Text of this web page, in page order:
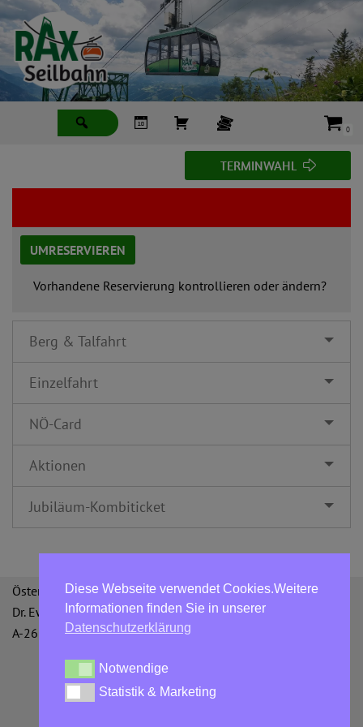
Zum
Inhalt
springen
0
I
W
TERMINWAHL
UMRESERVIEREN
Vorhandene Reservierung kontrollieren oder ändern?
Berg & Talfahrt
Einzelfahrt
NÖ-Card
Aktionen
Jubiläum-Kombiticket
Österreichische Bergbahnen GmbH
Dr. Ewald Bing-Straße 3
A-2651 Reichenau an der Rax
Datenschutzerklärung AGBs
Diese Webseite verwendet Cookies.Weitere
Informationen finden Sie in unserer
Datenschutzerklärung
Notwendige
Notwendige
Statistik & Marketing
Statistik & Marketing